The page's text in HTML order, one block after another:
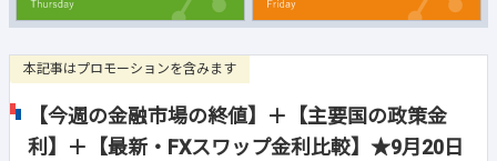
本記事はプロモーションを含みます
【今週の金融市場の終値】＋【主要国の政策金
利】＋【最新・FXスワップ金利比較】★9月20日